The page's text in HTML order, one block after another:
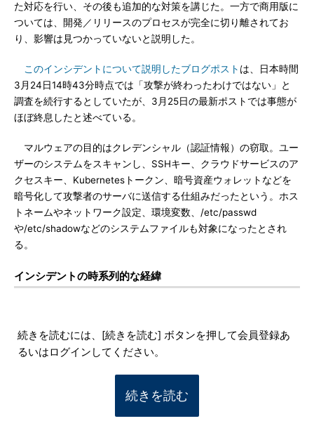
た対応を行い、その後も追加的な対策を講じた。一方で商用版に
ついては、開発／リリースのプロセスが完全に切り離されてお
り、影響は見つかっていないと説明した。
このインシデントについて説明したブログポスト は、日本時間
3月24日14時43分時点では「攻撃が終わったわけではない」と
調査を続行するとしていたが、3月25日の最新ポストでは事態が
ほぼ終息したと述べている。
マルウェアの目的はクレデンシャル（認証情報）の窃取。ユー
ザーのシステムをスキャンし、SSHキー、クラウドサービスのア
クセスキー、Kubernetesトークン、暗号資産ウォレットなどを
暗号化して攻撃者のサーバに送信する仕組みだったという。ホス
トネームやネットワーク設定、環境変数、/etc/passwd
や/etc/shadowなどのシステムファイルも対象になったとされ
る。
インシデントの時系列的な経緯
続きを読むには、[続きを読む] ボタンを押して会員登録あ
るいはログインしてください。
続きを読む